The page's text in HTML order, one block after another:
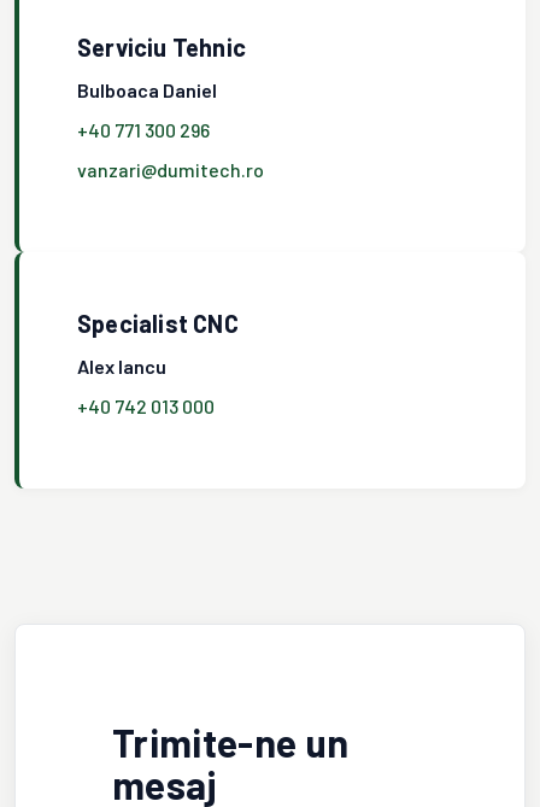
Serviciu Tehnic
Bulboaca Daniel
+40 771 300 296
vanzari@dumitech.ro
Specialist CNC
Alex Iancu
+40 742 013 000
Trimite-ne un
mesaj